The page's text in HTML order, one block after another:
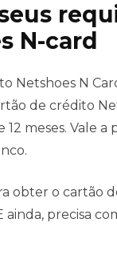
N-card
Netshoes N
de crédito
12 meses. Vale
obter o cartão
ainda, precisa